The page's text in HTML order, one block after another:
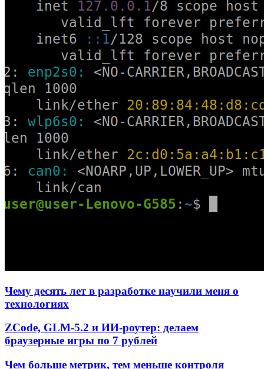
Чему десять лет в разработке научили меня о
технологиях
ZCode, GLM-5.2 и ИИ-роутер: делаем
браузерные игры по 7 рублей
Чем больше метрик, тем меньше контроля